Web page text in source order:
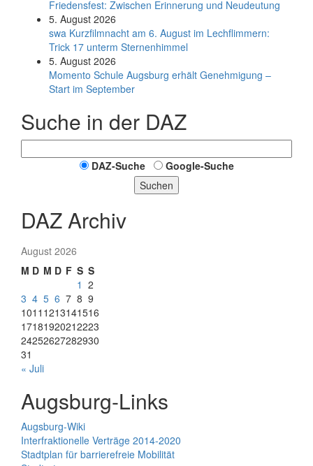
Friedensfest: Zwischen Erinnerung und Neudeutung
5. August 2026
swa Kurz­film­nacht am 6. August im Lech­flim­mern:
Trick 17 unterm Sternen­himmel
5. August 2026
Momento Schule Augsburg erhält Genehmigung –
Start im September
Suche in der DAZ
DAZ-Suche
Google-Suche
Suchen
DAZ Archiv
August 2026
M D M D F S S
1 2
3 4 5 6 7 8 9
1011 1213141516
17181920212223
24252627282930
31
« Juli
Augsburg-Links
Augsburg-Wiki
Interfraktionelle Verträge 2014-2020
Stadtplan für barrierefreie Mobilität